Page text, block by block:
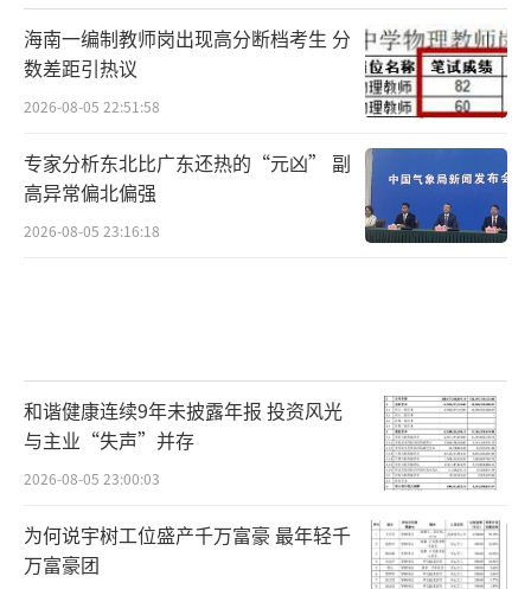
2018年以来，一个名叫“凉山孟阳”的年
轻女孩在网上迅速走红，她的“悲惨遭遇”一
度感动了众多网友。
视频里她住土坯房，穿着破烂衣服，灰头
土脸，不是上山砍柴就是下地干活，尽管生活
艰苦，但永远是一副笑眯眯的样子。她自己所
丝。靠着短视频，孟阳圈粉380多万，走红后的
她开启了带货之路。
网红“凉山孟阳”所属公司被查。网络图
但走红后的“孟阳”被人发现，她父母都
海南一编制教师岗出现高分断档考生 分
数差距引热议
2026-08-05 22:51:58
专家分析东北比广东还热的“元凶” 副
高异常偏北偏强
2026-08-05 23:16:18
和谐健康连续9年未披露年报 投资风光
与主业“失声”并存
2026-08-05 23:00:03
为何说宇树工位盛产千万富豪 最年轻千
万富豪团